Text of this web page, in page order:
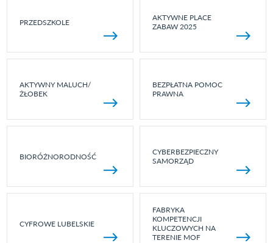
PRZEDSZKOLE
AKTYWNE PLACE
ZABAW 2025
AKTYWNY MALUCH/
ŻŁOBEK
BEZPŁATNA POMOC
PRAWNA
BIORÓŻNORODNOŚĆ
CYBERBEZPIECZNY
SAMORZĄD
CYFROWE LUBELSKIE
FABRYKA
KOMPETENCJI
KLUCZOWYCH NA
TERENIE MOF